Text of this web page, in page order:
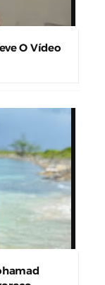
O Vídeo